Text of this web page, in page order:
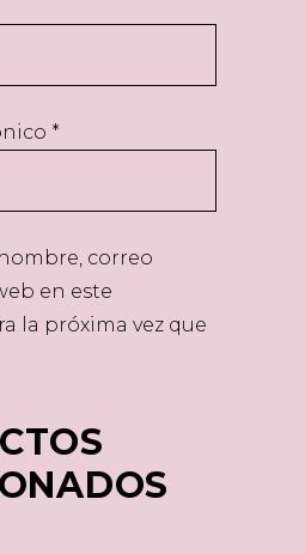
*
correo
en este
la próxima vez que